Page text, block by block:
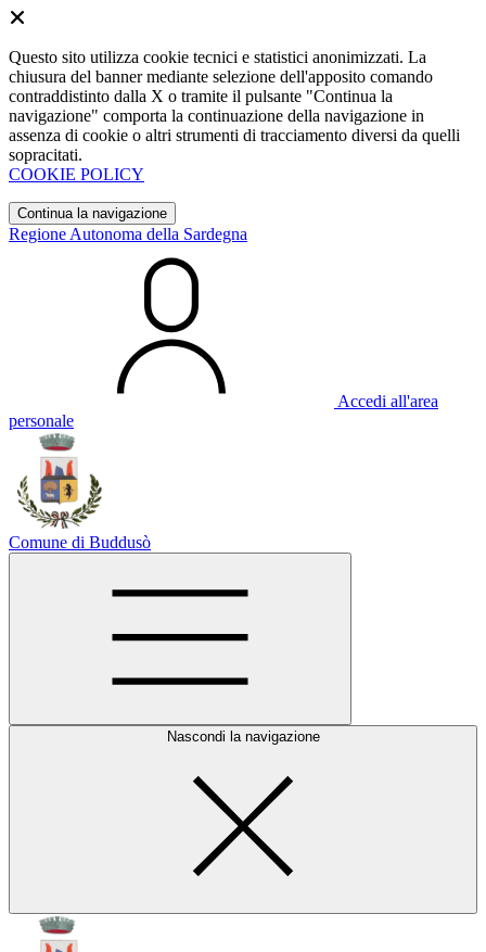
Questo sito utilizza cookie tecnici e statistici anonimizzati. La
chiusura del banner mediante selezione dell'apposito comando
contraddistinto dalla X o tramite il pulsante "Continua la
navigazione" comporta la continuazione della navigazione in
assenza di cookie o altri strumenti di tracciamento diversi da quelli
sopracitati.
COOKIE POLICY
Continua la navigazione
Regione Autonoma della Sardegna
Accedi all'area
personale
Comune di Buddusò
Nascondi la navigazione